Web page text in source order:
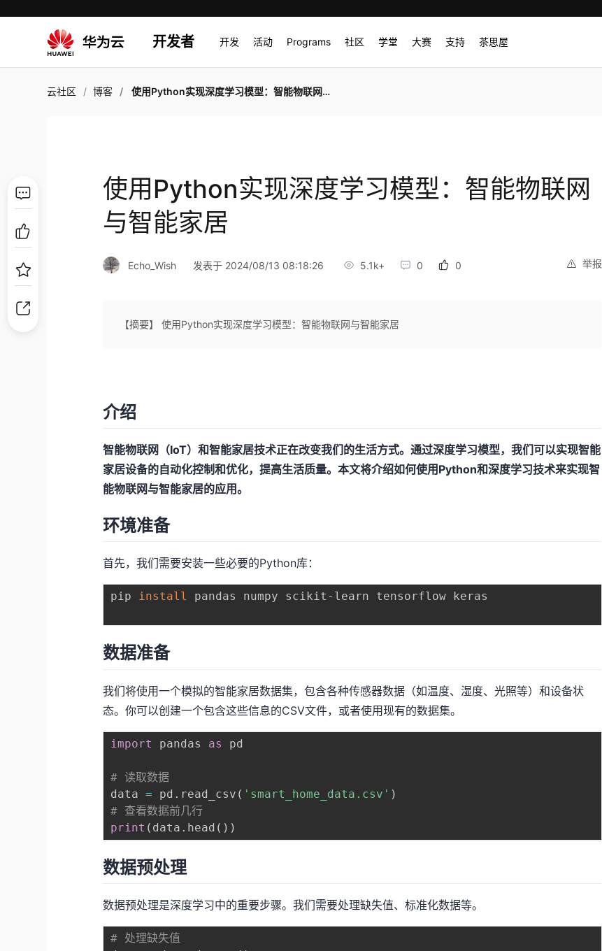
开发者 开发 活动 Programs 社区 学堂 大赛 支持 茶思屋
云社区 博客 使用Python实现深度学习模型：智能物联网与智能家居
使用Python实现深度学习模型：智能物联网
与智能家居
举报
Echo_Wish 发表于 2024/08/13 08:18:26 5.1k+ 0 0
【摘要】 使用Python实现深度学习模型：智能物联网与智能家居
介绍
智能物联网（IoT）和智能家居技术正在改变我们的生活方式。通过深度学习模型，我们可以实现智能
家居设备的自动化控制和优化，提高生活质量。本文将介绍如何使用Python和深度学习技术来实现智
能物联网与智能家居的应用。
环境准备
首先，我们需要安装一些必要的Python库：
pip install pandas numpy scikit-learn tensorflow keras
数据准备
我们将使用一个模拟的智能家居数据集，包含各种传感器数据（如温度、湿度、光照等）和设备状
态。你可以创建一个包含这些信息的CSV文件，或者使用现有的数据集。
import pandas as pd
# 读取数据
data = pd . read_csv ( 'smart_home_data.csv' )
# 查看数据前几行
print ( data . head ( ) )
数据预处理
数据预处理是深度学习中的重要步骤。我们需要处理缺失值、标准化数据等。
# 处理缺失值